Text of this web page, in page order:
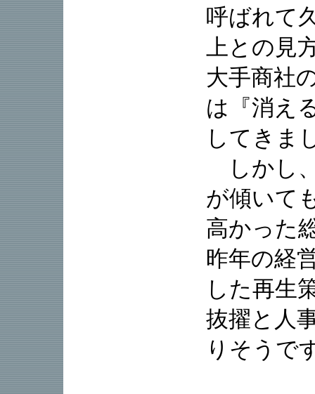
呼ばれて
上との見
大手商社
は『消え
してきま
しかし
が傾いて
高かった
昨年の経
した再生
抜擢と人
りそうで